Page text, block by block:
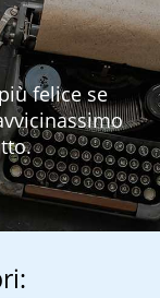
felice se